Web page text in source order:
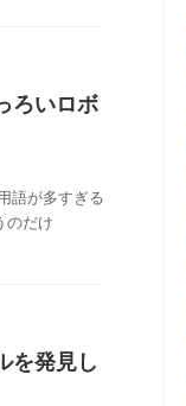
ろいロボ
語が多すぎる
のだけ
を発見し